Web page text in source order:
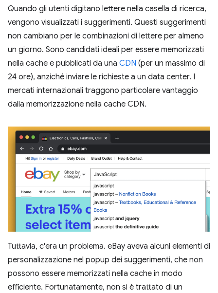
Quando gli utenti digitano lettere nella casella di ricerca,
vengono visualizzati i suggerimenti. Questi suggerimenti
non cambiano per le combinazioni di lettere per almeno
un giorno. Sono candidati ideali per essere memorizzati
nella cache e pubblicati da una CDN (per un massimo di
24 ore), anziché inviare le richieste a un data center. I
mercati internazionali traggono particolare vantaggio
dalla memorizzazione nella cache CDN.
Tuttavia, c'era un problema. eBay aveva alcuni elementi di
personalizzazione nel popup dei suggerimenti, che non
possono essere memorizzati nella cache in modo
efficiente. Fortunatamente, non si è trattato di un